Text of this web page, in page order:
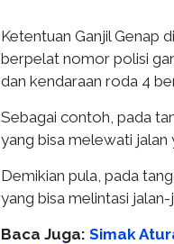
Ketentuan Ganjil Genap
berpelat nomor polisi
dan kendaraan roda 4
Sebagai contoh, pada
yang bisa melewati jalan
Demikian pula, pada
yang bisa melintasi
Baca Juga: Simak